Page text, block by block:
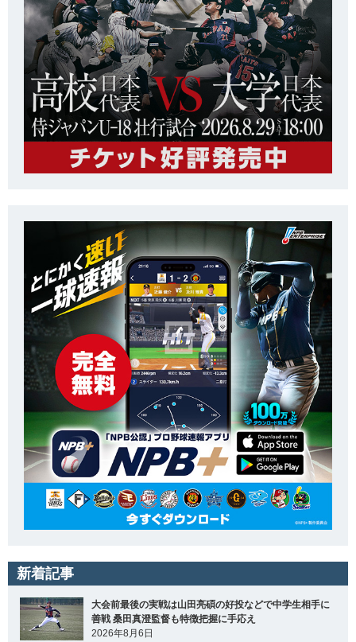
新着記事
大会前最後の実戦は山田亮碩の好投などで中学生相手に
善戦 桑田真澄監督も特徴把握に手応え
2026年8月6日